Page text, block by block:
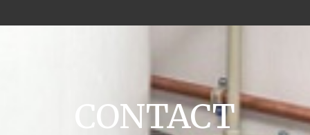
CONTACT